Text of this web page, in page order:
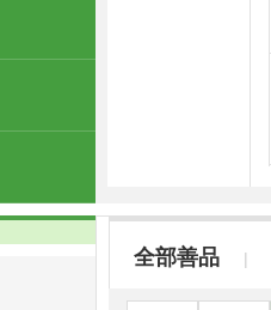
全部善品 |